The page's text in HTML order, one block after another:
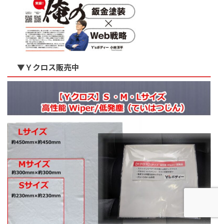
▼Ｙクロス販売中